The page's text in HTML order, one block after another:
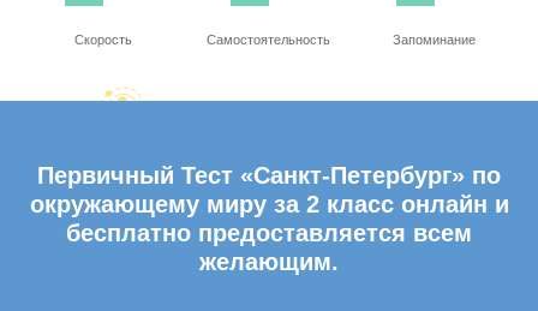
Скорость Самостоятельность Запоминание
Первичный Тест «Санкт-Петербург» по
окружающему миру за 2 класс онлайн и
бесплатно предоставляется всем
желающим.